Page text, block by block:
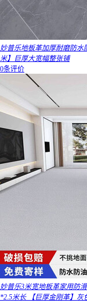
妙普乐地板革加厚耐磨防水
米】巨厚大宽幅整张铺
0条评价
妙普乐3米宽地板革家用防
*2.5米长 【巨厚金刚革】灰